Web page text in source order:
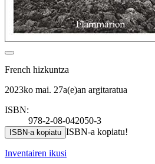
French hizkuntza
2023ko mai. 27a(e)an argitaratua
ISBN:
978-2-08-042050-3
ISBN-a kopiatu ISBN-a kopiatu!
Inventairen ikusi